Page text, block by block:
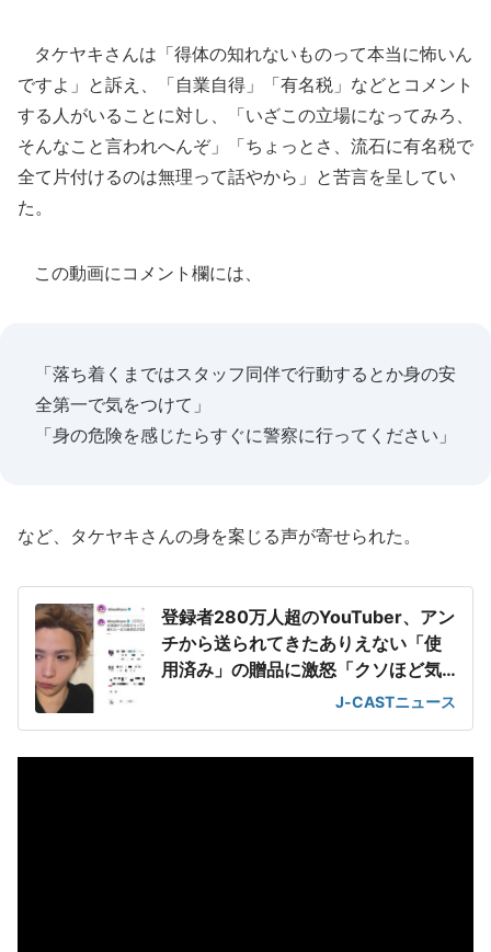
タケヤキさんは「得体の知れないものって本当に怖いん
ですよ」と訴え、「自業自得」「有名税」などとコメント
する人がいることに対し、「いざこの立場になってみろ、
そんなこと言われへんぞ」「ちょっとさ、流石に有名税で
全て片付けるのは無理って話やから」と苦言を呈してい
た。
この動画にコメント欄には、
「落ち着くまではスタッフ同伴で行動するとか身の安
全第一で気をつけて」
「身の危険を感じたらすぐに警察に行ってください」
など、タケヤキさんの身を案じる声が寄せられた。
登録者280万人超のYouTuber、アン
チから送られてきたありえない「使
用済み」の贈品に激怒「クソほど気
J-CASTニュース